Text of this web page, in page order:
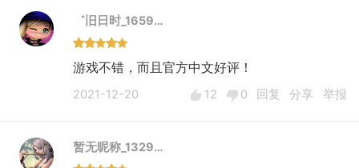
゛旧日时_1659…
游戏不错，而且官方中文好评！
2021-12-20 12 0 回复 分享 举报
暂无昵称_1329…